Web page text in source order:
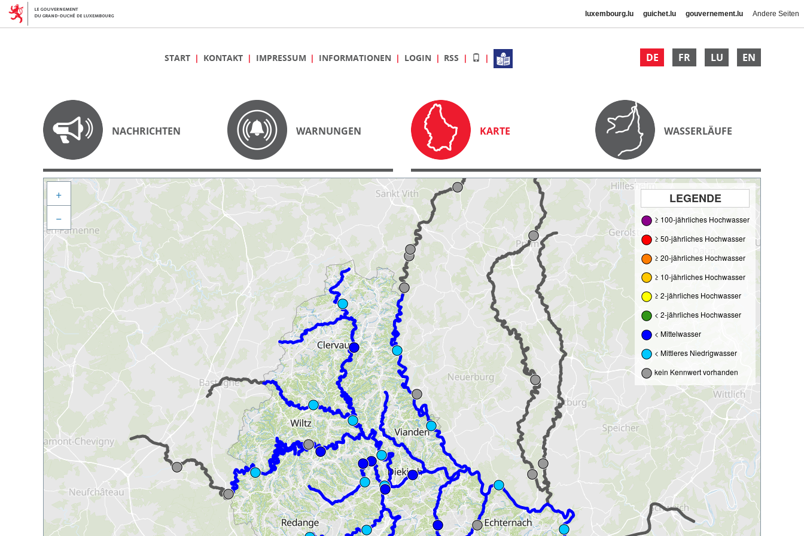
luxembourg.lu guichet.lu gouvernement.lu Andere Seiten
DE FR LU EN
START KONTAKT IMPRESSUM INFORMATIONEN LOGIN RSS
NACHRICHTEN WARNUNGEN KARTE WASSERLÄUFE
LEGENDE
≥ 100-jährliches Hochwasser
≥ 50-jährliches Hochwasser
≥ 20-jährliches Hochwasser
≥ 10-jährliches Hochwasser
≥ 2-jährliches Hochwasser
< 2-jährliches Hochwasser
< Mittelwasser
< Mittleres Niedrigwasser
kein Kennwert vorhanden
+
−